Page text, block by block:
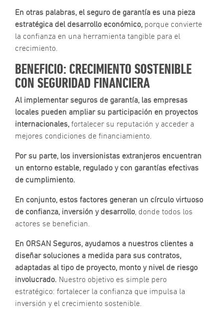
En otras palabras, el seguro de garantía es una pieza
estratégica del desarrollo económico, porque convierte
la confianza en una herramienta tangible para el
crecimiento.
BENEFICIO: CRECIMIENTO SOSTENIBLE
CON SEGURIDAD FINANCIERA
Al implementar seguros de garantía, las empresas
locales pueden ampliar su participación en proyectos
internacionales, fortalecer su reputación y acceder a
mejores condiciones de financiamiento.
Por su parte, los inversionistas extranjeros encuentran
un entorno estable, regulado y con garantías efectivas
de cumplimiento.
En conjunto, estos factores generan un círculo virtuoso
de confianza, inversión y desarrollo, donde todos los
actores se benefician.
En ORSAN Seguros, ayudamos a nuestros clientes a
diseñar soluciones a medida para sus contratos,
adaptadas al tipo de proyecto, monto y nivel de riesgo
involucrado. Nuestro objetivo es simple pero
estratégico: fortalecer la confianza que impulsa la
inversión y el crecimiento sostenible.